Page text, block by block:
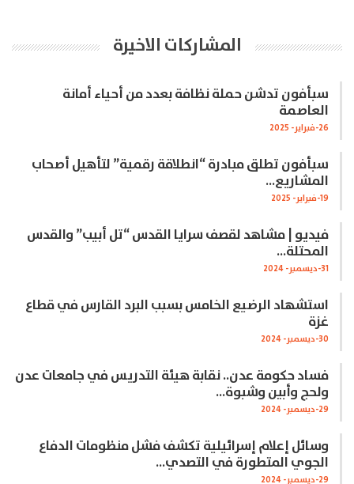
المشاركات الاخيرة
سبأفون تدشن حملة نظافة بعدد من أحياء أمانة
العاصمة
26-فبراير- 2025
سبأفون تطلق مبادرة “انطلاقة رقمية” لتأهيل أصحاب
المشاريع…
19-فبراير- 2025
فيديو | مشاهد لقصف سرايا القدس “تل أبيب” والقدس
المحتلة…
31-ديسمبر- 2024
استشهاد الرضيع الخامس بسبب البرد القارس في قطاع
غزة
30-ديسمبر- 2024
فساد حكومة عدن.. نقابة هيئة التدريس في جامعات عدن
ولحج وأبين وشبوة…
29-ديسمبر- 2024
وسائل إعلام إسرائيلية تكشف فشل منظومات الدفاع
الجوي المتطورة في التصدي…
29-ديسمبر- 2024